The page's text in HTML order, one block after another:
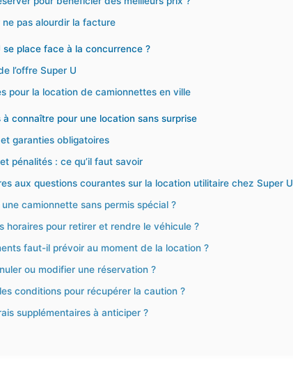
pas alourdir la facture
place face à la concurrence ?
l’offre Super U
pour la location de camionnettes en ville
connaître pour une location sans surprise
garanties obligatoires
pénalités : ce qu’il faut savoir
aux questions courantes sur la location utilitaire chez Super U
camionnette sans permis spécial ?
horaires pour retirer et rendre le véhicule ?
faut-il prévoir au moment de la location ?
ou modifier une réservation ?
conditions pour récupérer la caution ?
supplémentaires à anticiper ?